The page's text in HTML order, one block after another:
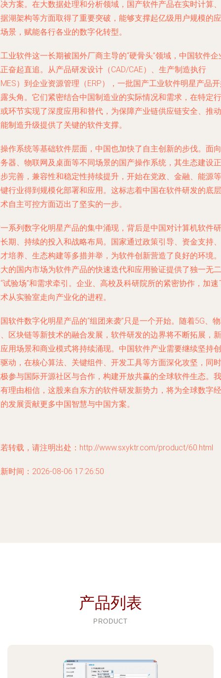
方案。在大数据处理和分析领域，国产软件产品在实时计算、
湖架构等方面取得了重要突破，能够支撑起亿级用户规模的应
景，赋能各行各业的数字化转型。
业软件这一长期被国外厂商主导的“硬骨头”领域，中国软件企
奋起直追。从产品研发设计（CAD/CAE）、生产制造执行
）到企业资源管理（ERP），一批国产工业软件明星产品
头角。它们紧密结合中国制造业的实际情况和需求，在特定行
环节实现了深度应用和替代，为保障产业链供应链安全、推动
制造升级提供了关键的软件支撑。
作系统等基础软件层面，中国也加快了自主创新的步伐。面向
器、物联网及桌面等不同场景的国产操作系统，其生态建设正
完善，兼容性和稳定性持续提升，开始在党政、金融、能源等
行业得到规模化部署和应用。这标志着中国在软件研发的底层
自主可控方面迈出了坚实的一步。
系列数字化明星产品的集中涌现，背后是中国对计算机软件研
期、持续的投入和战略布局。国家通过政策引导、资金支持、
培养、生态构建等多措并举，为软件创新营造了良好的环境。
的国内市场为软件产品的快速迭代和应用验证提供了独一无二
试验场”和需求牵引。企业、高校及科研院所的紧密协作，加速
从实验室走向产业化的进程。
软件数字化明星产品的“组团来袭”只是一个开始。随着5G、
区块链等新技术的融合发展，软件研发的边界将不断拓展，新
用场景和商业模式将持续涌现。中国软件产业需要继续坚持创
动，在核心算法、关键组件、开发工具等方面深化攻坚，同时
参与国际开源社区与合作，构建开放共赢的全球软件生态。我
理由相信，这股来自东方的软件研发新势力，将为全球数字经
发展贡献更多中国智慧与中国方案。
转载，请注明出处：http://www.sxyktr.com/product/60.html
时间：2026-08-06 17:26:50
产品列表
PRODUCT